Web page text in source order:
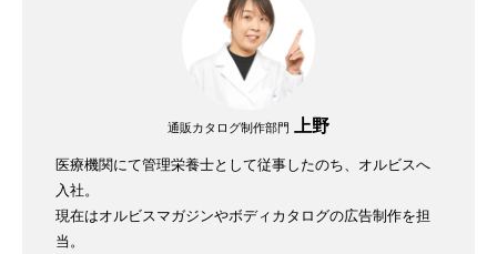
通販カタログ制作部門 上野
医療機関にて管理栄養士として従事したのち、オルビスへ
入社。
現在はオルビスマガジンやボディカタログの広告制作を担
当。